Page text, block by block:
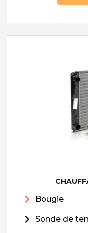
Bougie
Sonde de